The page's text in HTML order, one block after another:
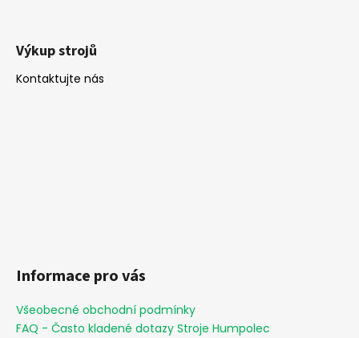
Výkup strojů
Kontaktujte nás
Informace pro vás
Všeobecné obchodní podmínky
FAQ - Často kladené dotazy Stroje Humpolec